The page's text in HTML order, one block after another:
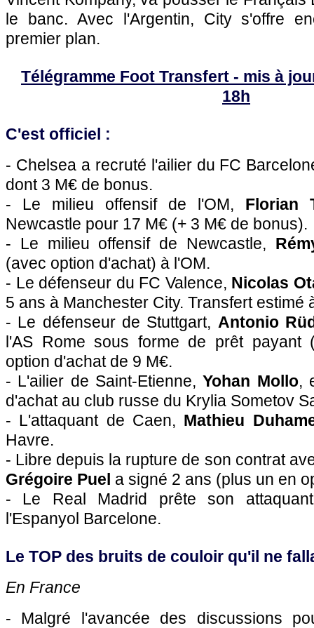
le banc. Avec l'Argentin, City s'offre
premier plan.
Télégramme Foot Transfert - mis à
18h
C'est officiel :
- Chelsea a recruté l'ailier du FC
dont 3 M€ de bonus.
- Le milieu offensif de l'OM, Florian
Newcastle pour 17 M€ (+ 3 M€ de bonus).
- Le milieu offensif de Newcastle,
(avec option d'achat) à l'OM.
- Le défenseur du FC Valence, Nicolas
5 ans à Manchester City. Transfert estimé
- Le défenseur de Stuttgart, Antonio
l'AS Rome sous forme de prêt payant
option d'achat de 9 M€.
- L'ailier de Saint-Etienne, Yohan Mollo,
d'achat au club russe du Krylia Sometov
- L'attaquant de Caen, Mathieu
Havre.
- Libre depuis la rupture de son contrat
Grégoire Puel a signé 2 ans (plus un en
- Le Real Madrid prête son
l'Espanyol Barcelone.
Le TOP des bruits de couloir qu'il ne
En France
- Malgré l'avancée des discussions